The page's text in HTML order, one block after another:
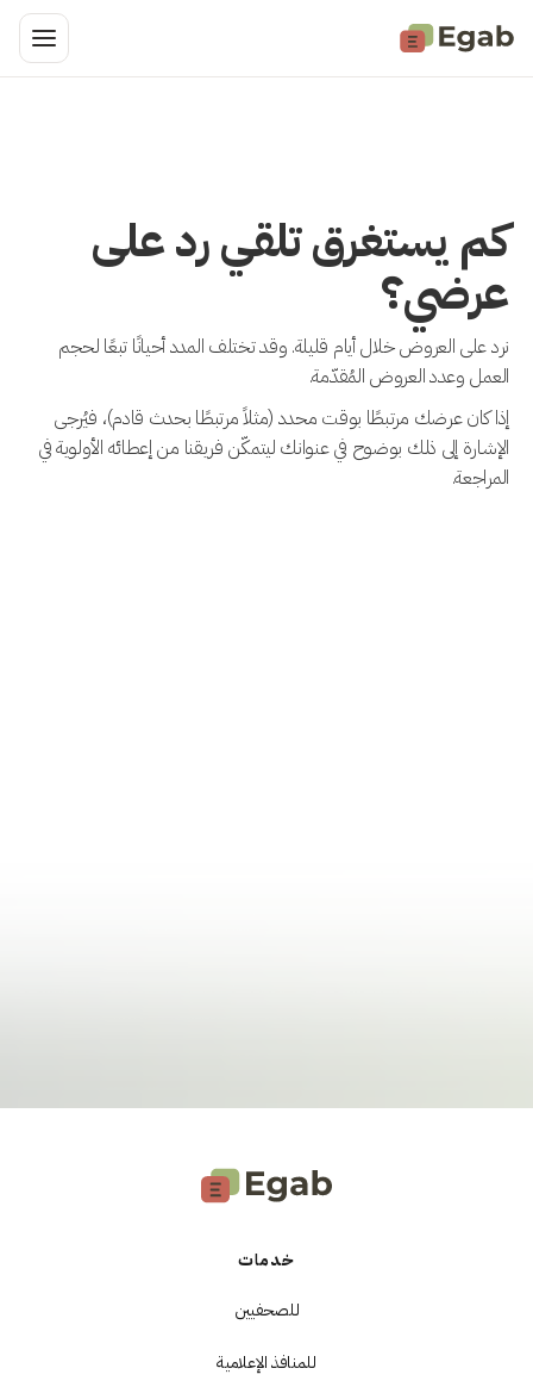
كم يستغرق تلقي رد على
عرضي؟
نرد على العروض خلال أيام قليلة. وقد تختلف المدد أحيانًا تبعًا لحجم
العمل وعدد العروض المُقدّمة.
إذا كان عرضك مرتبطًا بوقت محدد (مثلاً مرتبطًا بحدث قادم)، فيُرجى
الإشارة إلى ذلك بوضوح في عنوانك ليتمكّن فريقنا من إعطائه الأولوية في
المراجعة.
خدمات
للصحفيين
للمنافذ الإعلامية